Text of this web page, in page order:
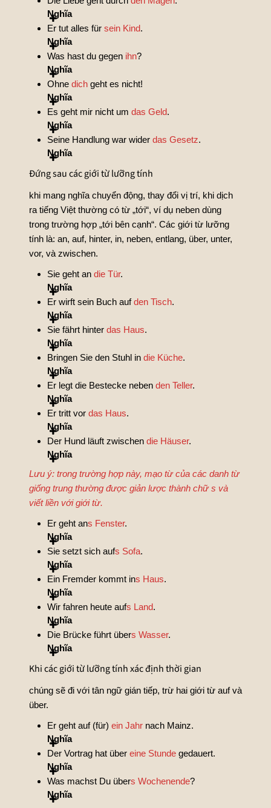
Nghĩa
Er tut alles für sein Kind.
Nghĩa
Was hast du gegen ihn?
Nghĩa
Ohne dichgeht es nicht!
Nghĩa
Es geht mir nicht um das Geld.
Nghĩa
Seine Handlung war wider das Gesetz.
Nghĩa
Đứng sau các giới từ lưỡng tính
khi mang nghĩa chuyển động, thay đổi vị trí, khi dịch
ra tiếng Việt thường có từ „tới“, ví dụ neben dùng
trong trường hợp „tới bên cạnh“. Các giới từ lưỡng
tính là: an, auf, hinter, in, neben, entlang, über, unter,
vor, và zwischen.
Sie geht an die Tür.
Nghĩa
Er wirft sein Buch aufden Tisch.
Nghĩa
Sie fährt hinter das Haus.
Nghĩa
Bringen Sie den Stuhl in die Küche.
Nghĩa
Er legt die Bestecke neben den Teller.
Nghĩa
Er tritt vor das Haus.
Nghĩa
Der Hund läuft zwischen die Häuser.
Nghĩa
Lưu ý: trong trường hợp này, mạo từ của các danh từ
giống trung thường được giản lược thành chữ s và
viết liền với giới từ.
Er geht ans Fenster.
Nghĩa
Sie setzt sich aufs Sofa.
Nghĩa
Ein Fremder kommt ins Haus.
Nghĩa
Wir fahren heute aufs Land.
Nghĩa
Die Brücke führt übers Wasser.
Nghĩa
Khi các giới từ lưỡng tính xác định thời gian
chúng sẽ đi với tân ngữ gián tiếp, trừ hai giới từ auf và
über.
Er geht auf (für) ein Jahrnach Mainz.
Nghĩa
Der Vortrag hat über eine Stundegedauert.
Nghĩa
Was machst Du übers Wochenende?
Nghĩa